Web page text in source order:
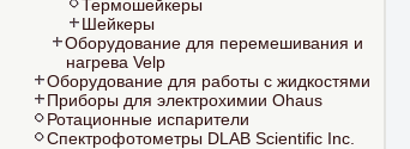
Термошейкеры
Шейкеры
Оборудование для перемешивания и
нагрева Velp
Оборудование для работы с жидкостями
Приборы для электрохимии Ohaus
Ротационные испарители
Спектрофотометры DLAB Scientific Inc.